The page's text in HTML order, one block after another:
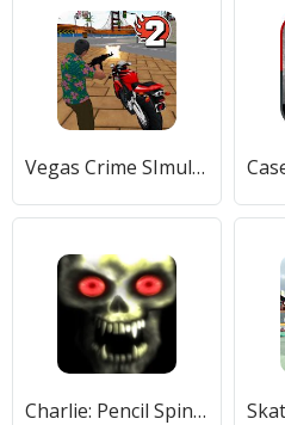
Vegas Crime SImulator 2
Charlie: Pencil Spin Challenge